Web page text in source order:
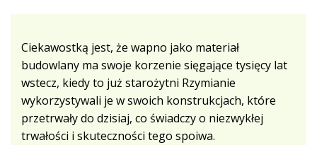
Ciekawostką jest, że wapno jako materiał
budowlany ma swoje korzenie sięgające tysięcy lat
wstecz, kiedy to już starożytni Rzymianie
wykorzystywali je w swoich konstrukcjach, które
przetrwały do dzisiaj, co świadczy o niezwykłej
trwałości i skuteczności tego spoiwa.